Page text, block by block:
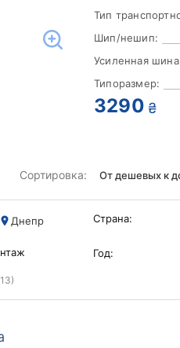
Тип
Шип/нешип:
Усиленная
Типоразмер:
3290 ₴
Сортировка:
Днепр Страна:
Год: